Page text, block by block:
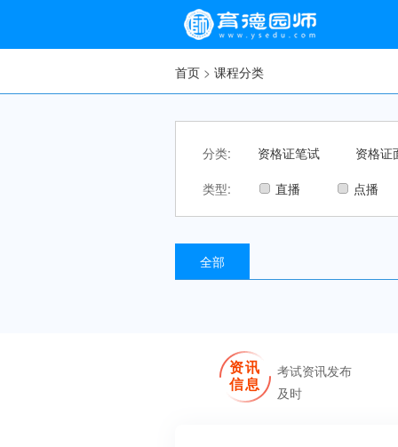
首页> 课程分类
分类: 资格证笔试
资格证
类型:
直播 点播
全部
资讯
信息
考试资讯发布
及时